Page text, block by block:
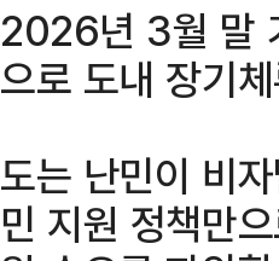
2026년 3월 말
으로 도내 장기
도는 난민이 비
민 지원 정책만